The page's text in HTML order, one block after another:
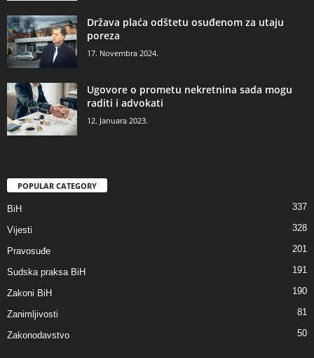
Država plaća odštetu osuđenom za utaju
poreza
17. Novembra 2024.
Ugovore o prometu nekretnina sada mogu
raditi i advokati
12. Januara 2023.
POPULAR CATEGORY
BiH 337
Vijesti 328
Pravosuđe 201
Sudska praksa BiH 191
Zakoni BiH 190
Zanimljivosti 81
Zakonodavstvo 50